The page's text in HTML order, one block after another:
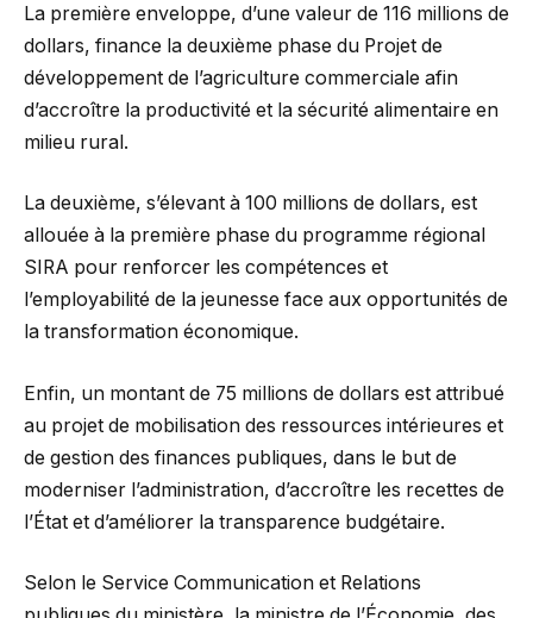
La première enveloppe, d’une valeur de 116 millions de
dollars, finance la deuxième phase du Projet de
développement de l’agriculture commerciale afin
d’accroître la productivité et la sécurité alimentaire en
milieu rural.
La deuxième, s’élevant à 100 millions de dollars, est
allouée à la première phase du programme régional
SIRA pour renforcer les compétences et
l’employabilité de la jeunesse face aux opportunités de
la transformation économique.
Enfin, un montant de 75 millions de dollars est attribué
au projet de mobilisation des ressources intérieures et
de gestion des finances publiques, dans le but de
moderniser l’administration, d’accroître les recettes de
l’État et d’améliorer la transparence budgétaire.
Selon le Service Communication et Relations